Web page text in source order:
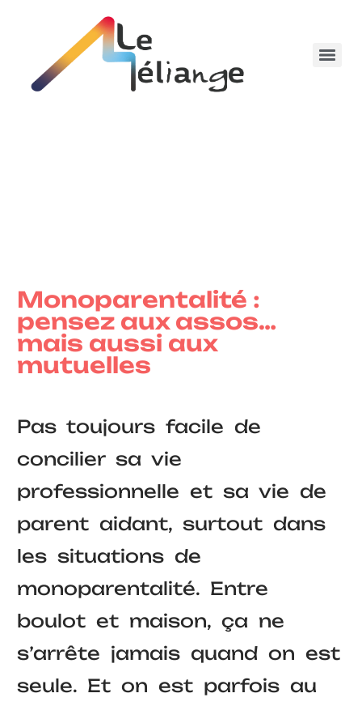
Monoparentalité :
pensez aux assos…
mais aussi aux
mutuelles
Pas toujours facile de
concilier sa vie
professionnelle et sa vie de
parent aidant, surtout dans
les situations de
monoparentalité. Entre
boulot et maison, ça ne
s’arrête jamais quand on est
seule. Et on est parfois au